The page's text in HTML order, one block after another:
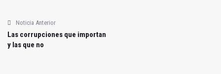
Noticia Anterior
Las corrupciones que importan
y las que no